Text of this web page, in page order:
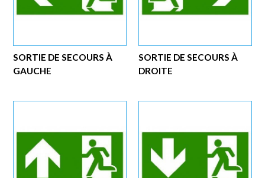
SORTIE DE SECOURS À
DROITE
SORTIE DE SECOURS À
GAUCHE